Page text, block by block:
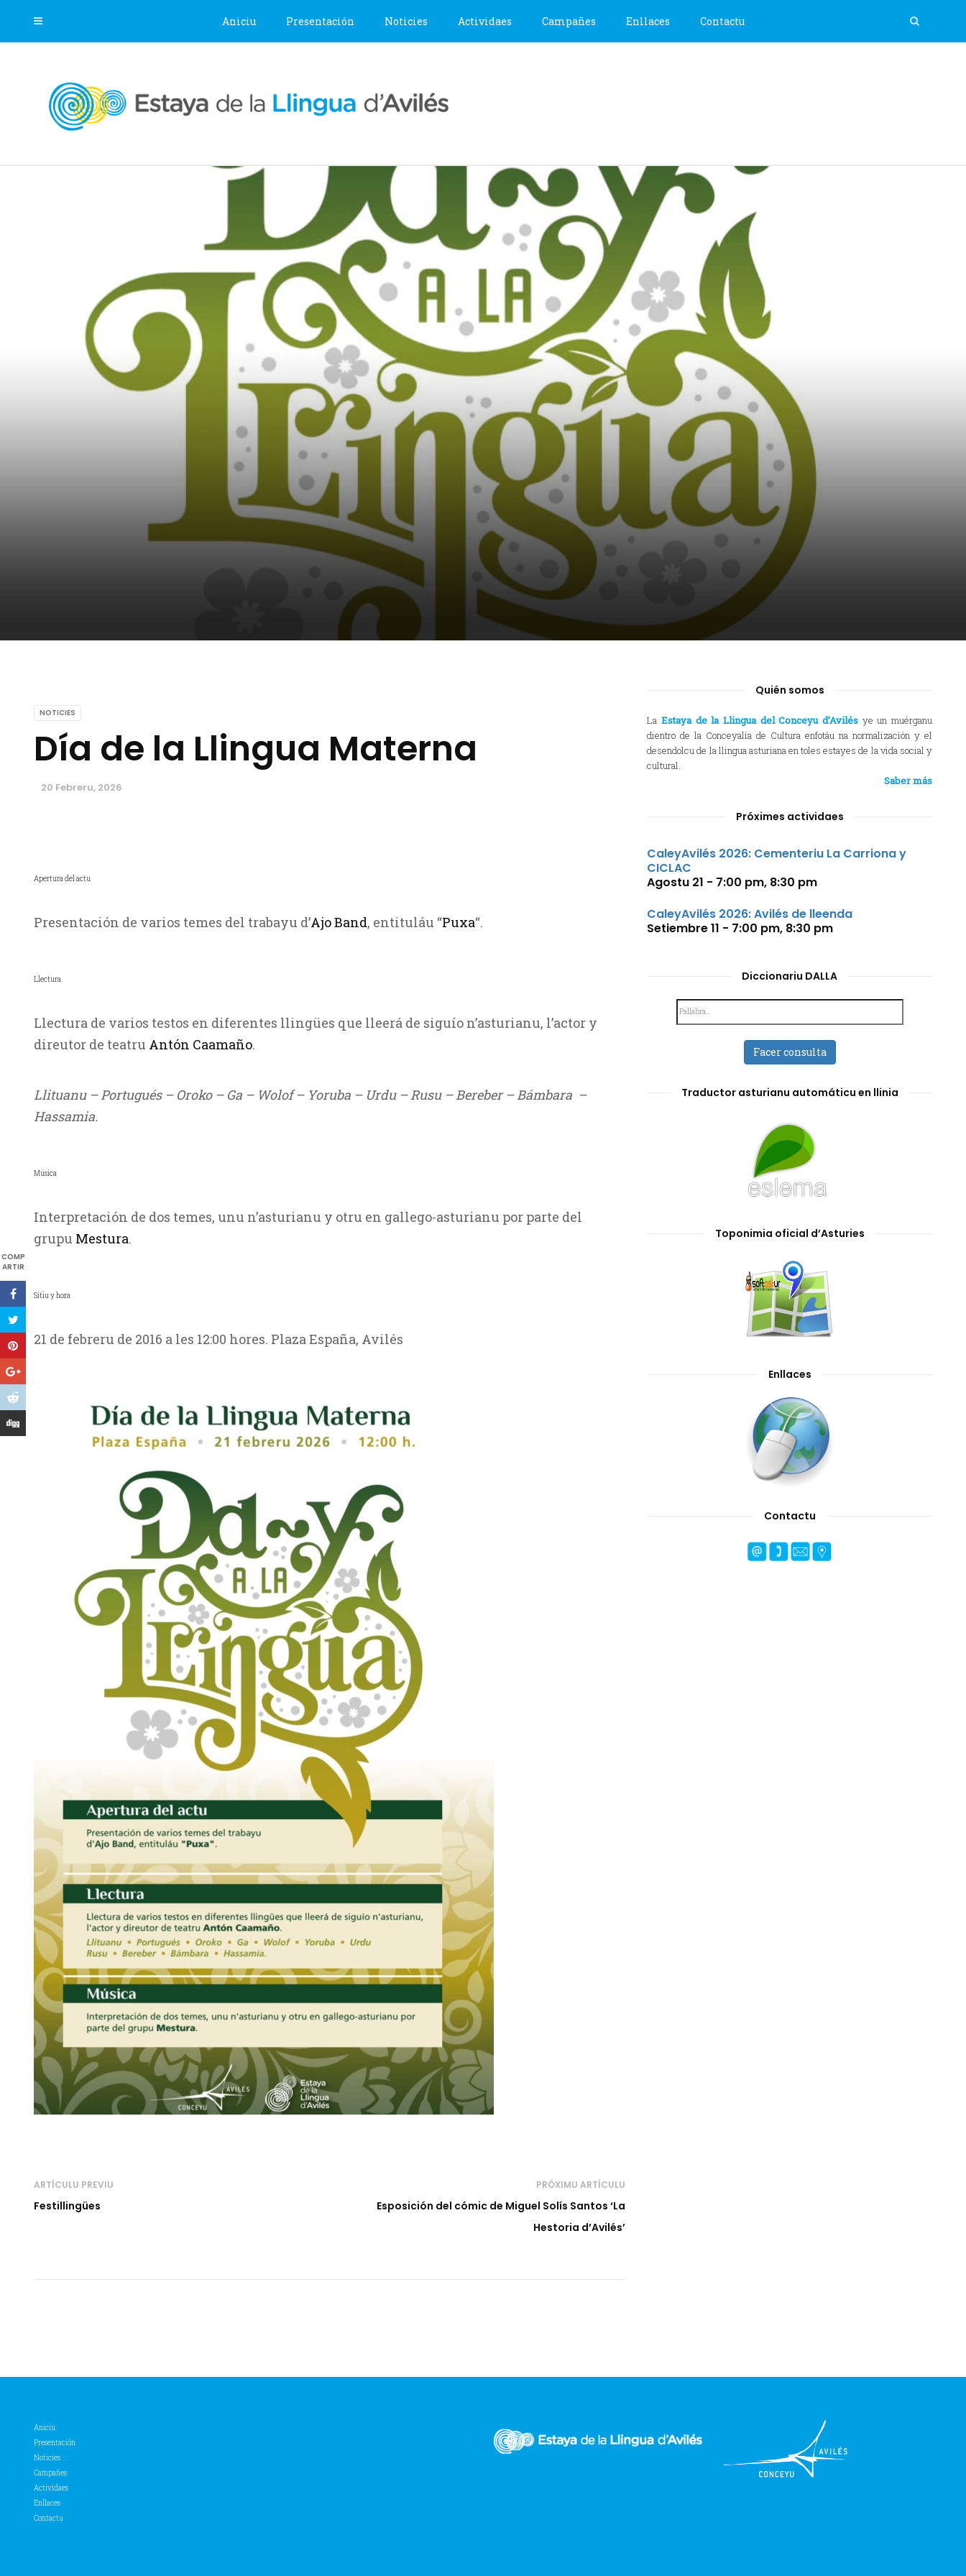
Aniciu Presentación Noticies Actividaes Campañes Enllaces Contactu
NOTICIES
Día de la Llingua Materna
20 Febreru, 2026
COMP
ARTIR
Apertura del actu
Presentación de varios temes del trabayu d’Ajo Band, entituláu “Puxa“.
Llectura
Llectura de varios testos en diferentes llingües que lleerá de siguío n’asturianu, l’actor y
direutor de teatru Antón Caamaño.
Llituanu – Portugués – Oroko – Ga – Wolof – Yoruba – Urdu – Rusu – Bereber – Bámbara –
Hassamia.
Música
Interpretación de dos temes, unu n’asturianu y otru en gallego-asturianu por parte del
grupu Mestura.
Sitiu y hora
21 de febreru de 2016 a les 12:00 hores. Plaza España, Avilés
ARTÍCULU PREVIU
Festillingües
PRÓXIMU ARTÍCULU
Esposición del cómic de Miguel Solís Santos ‘La
Hestoria d’Avilés’
Quién somos
La Estaya de la Llingua del Conceyu d’Avilés ye un muérganu
dientro de la Conceyalía de Cultura enfotáu na normalización y el
desendolcu de la llingua asturiana en toles estayes de la vida social y
cultural.
Saber más
Próximes actividaes
CaleyAvilés 2026: Cementeriu La Carriona y
CICLAC
Agostu 21 - 7:00 pm, 8:30 pm
CaleyAvilés 2026: Avilés de lleenda
Setiembre 11 - 7:00 pm, 8:30 pm
Diccionariu DALLA
Facer consulta
Traductor asturianu automáticu en llinia
Toponimia oficial d’Asturies
Enllaces
Contactu
Aniciu
Presentación
Noticies
Campañes
Actividaes
Enllaces
Contactu